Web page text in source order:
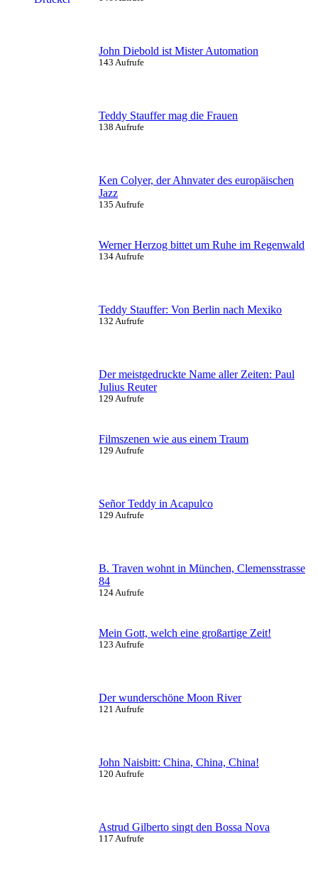
John Diebold ist Mister Automation
143 Aufrufe
Teddy Stauffer mag die Frauen
138 Aufrufe
Ken Colyer, der Ahnvater des europäischen
Jazz
135 Aufrufe
Werner Herzog bittet um Ruhe im Regenwald
134 Aufrufe
Teddy Stauffer: Von Berlin nach Mexiko
132 Aufrufe
Der meistgedruckte Name aller Zeiten: Paul
Julius Reuter
129 Aufrufe
Filmszenen wie aus einem Traum
129 Aufrufe
Señor Teddy in Acapulco
129 Aufrufe
B. Traven wohnt in München, Clemensstrasse
84
124 Aufrufe
Mein Gott, welch eine großartige Zeit!
123 Aufrufe
Der wunderschöne Moon River
121 Aufrufe
John Naisbitt: China, China, China!
120 Aufrufe
Astrud Gilberto singt den Bossa Nova
117 Aufrufe